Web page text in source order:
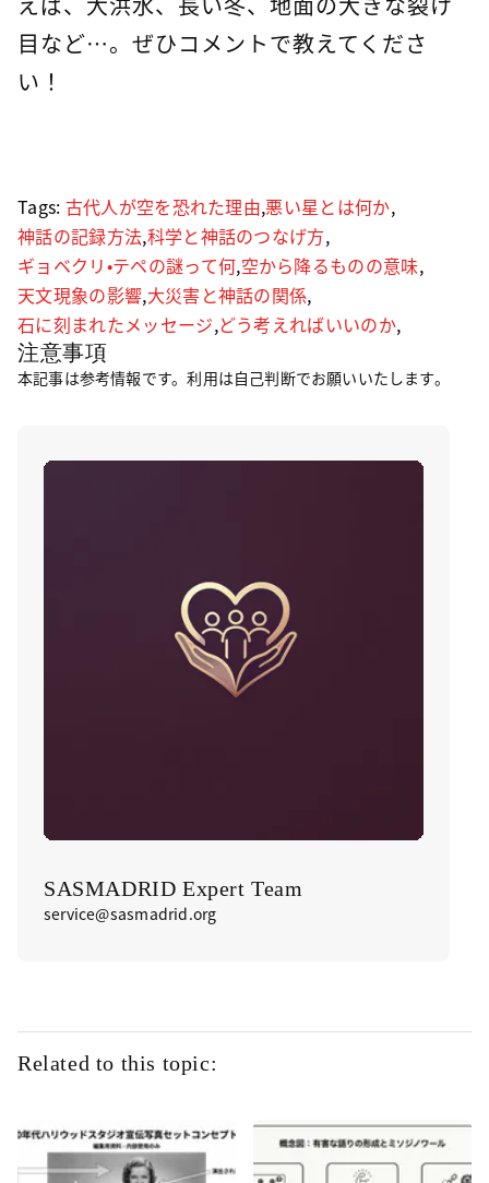
目など…。ぜひコメントで教えてくださ
い！
Tags: 古代人が空を恐れた理由,悪い星とは何か,
神話の記録方法,科学と神話のつなげ方,
ギョベクリ・テペの謎って何,空から降るものの意味,
天文現象の影響,大災害と神話の関係,
石に刻まれたメッセージ,どう考えればいいのか,
注意事項
本記事は参考情報です。利用は自己判断でお願いいたします。
SASMADRID Expert Team
service@sasmadrid.org
Related to this topic: